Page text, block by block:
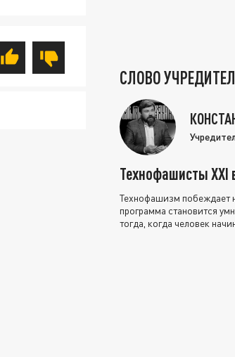
СЛОВО
Технофашисты XXI
Технофашизм побеждает
программа становится
тогда, когда человек